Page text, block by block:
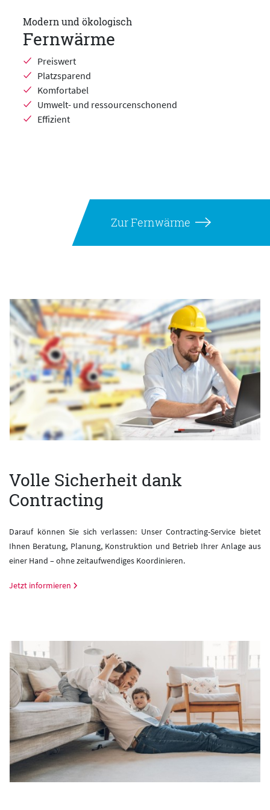
Modern und ökologisch
Fernwärme
Preiswert
Platzsparend
Komfortabel
Umwelt- und ressourcenschonend
Effizient
Zur Fernwärme
Volle Sicherheit dank
Contracting
Darauf können Sie sich verlassen: Unser Contracting-Service bietet
Ihnen Beratung, Planung, Konstruktion und Betrieb Ihrer Anlage aus
einer Hand – ohne zeitaufwendiges Koordinieren.
Jetzt informieren